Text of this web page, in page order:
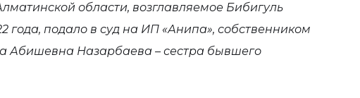
области, возглавляемое Бибигуль
года, подало в суд на ИП «Анипа», собственником
Абишевна Назарбаева – сестра бывшего